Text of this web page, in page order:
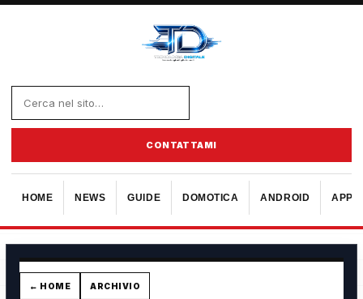
CONTATTAMI
HOME NEWS GUIDE DOMOTICA ANDROID
← HOME ARCHIVIO